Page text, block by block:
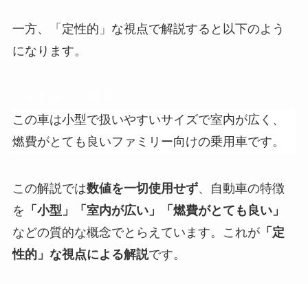
一方、「定性的」な視点で解説すると以下のよう
になります。
この車は小型で扱いやすいサイズで室内が広く、
燃費がとても良いファミリー向けの乗用車です。
この解説では数値を一切使用せず、自動車の特徴
を 「小型」「室内が広い」「燃費がとても良い」
などの質的な概念でとらえています。これが「定
性的」な視点による解説です。